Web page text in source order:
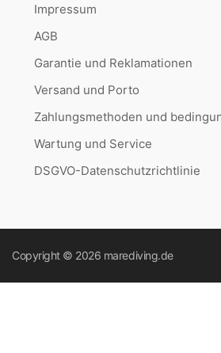
Impressum
AGB
Garantie und Reklamationen
Versand und Porto
Zahlungsmethoden und
Wartung und Service
DSGVO-Datenschutzrichtlinie
Copyright © 2026 marediving.de